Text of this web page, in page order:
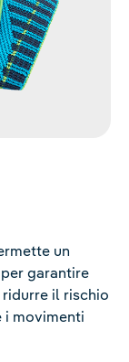
un
garantire
il rischio
movimenti